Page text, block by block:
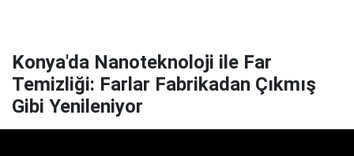
Konya'da Nanoteknoloji ile Far
Temizliği: Farlar Fabrikadan Çıkmış
Gibi Yenileniyor